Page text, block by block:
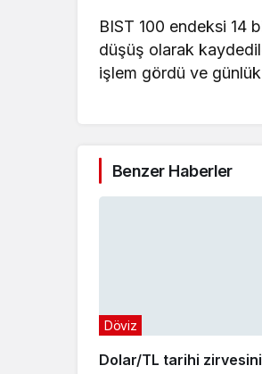
BIST 100 endeksi 14
düşüş olarak
işlem gördü ve
Benzer Haberler
Dolar/TL tarihi zirvesini
Döviz